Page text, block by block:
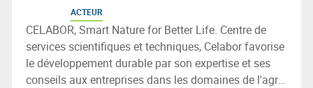
ACTEUR
CELABOR, Smart Nature for Better Life. Centre de
services scientifiques et techniques, Celabor favorise
le développement durable par son expertise et ses
conseils aux entreprises dans les domaines de l'agro-